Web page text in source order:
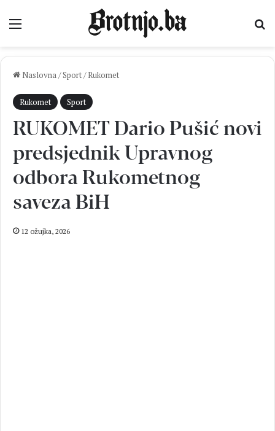
Izbornik
Naslovna/Sport/ Rukomet
Rukomet Sport
RUKOMET Dario Pušić novi
predsjednik Upravnog
odbora Rukometnog
saveza BiH
12 ožujka, 2026